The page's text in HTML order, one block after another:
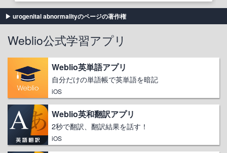
urogenital abnormalityのページの著作権
Weblio公式学習アプリ
Weblio英単語アプリ
自分だけの単語帳で英単語を暗記
iOS
Weblio英和翻訳アプリ
2秒で翻訳、翻訳結果を話す！
iOS